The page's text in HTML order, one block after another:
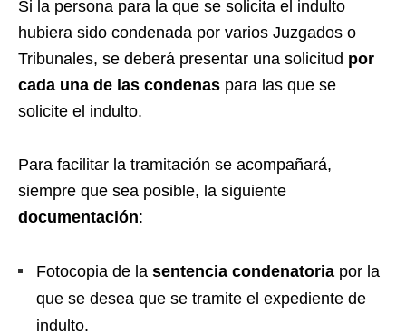
Si la persona para la que se solicita el indulto
hubiera sido condenada por varios Juzgados o
Tribunales, se deberá presentar una solicitud por
cada una de las condenas para las que se
solicite el indulto.
Para facilitar la tramitación se acompañará,
siempre que sea posible, la siguiente
documentación:
Fotocopia de la sentencia condenatoria por la
que se desea que se tramite el expediente de
indulto.